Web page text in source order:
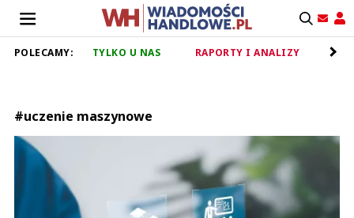
POLECAMY: TYLKO U NAS RAPORTY I ANALIZY
#uczenie maszynowe